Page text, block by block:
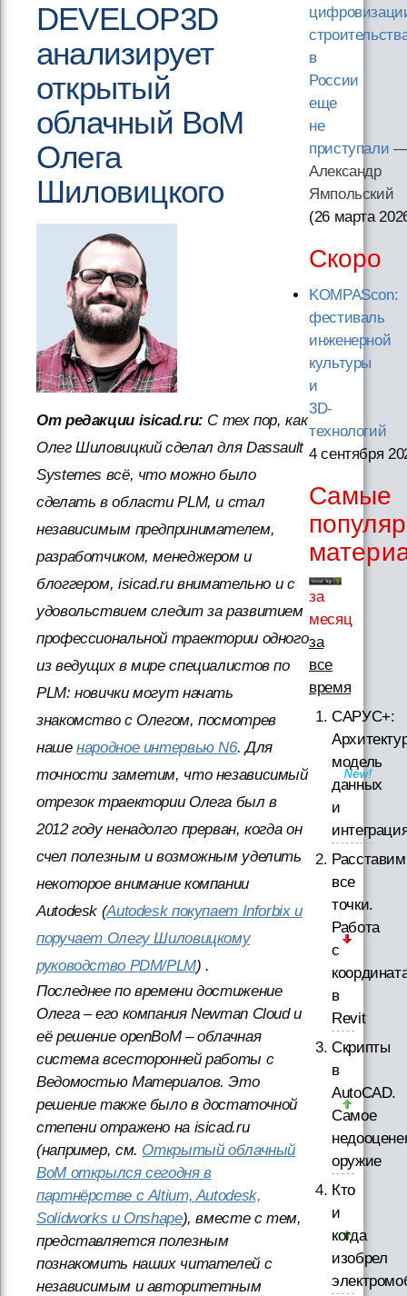
DEVELOP3D
анализирует
открытый
облачный BoM
Олега
Шиловицкого
От редакции isicad.ru: С тех пор, как
Олег Шиловицкий сделал для Dassault
Systemes всё, что можно было
сделать в области PLM, и стал
независимым предпринимателем,
разработчиком, менеджером и
блоггером, isicad.ru внимательно и с
удовольствием следит за развитием
профессиональной траектории одного
из ведущих в мире специалистов по
PLM: новички могут начать
знакомство с Олегом, посмотрев
нашенародное интервью N6. Для
точности заметим, что независимый
отрезок траектории Олега был в
2012 году ненадолго прерван, когда он
счел полезным и возможным уделить
некоторое внимание компании
Autodesk (Autodesk покупает Inforbix и
поручает Олегу Шиловицкому
руководство PDM/PLM) .
Последнее по времени достижение
Олега – его компания Newman Cloud и
её решение openBoM – облачная
система всесторонней работы с
Ведомостью Материалов. Это
решение также было в достаточной
степени отражено на isicad.ru
(например, см. Открытый облачный
BoM открылся сегодня в
партнёрстве с Altium, Autodesk,
Solidworks и Onshape), вместе с тем,
представляется полезным
познакомить наших читателей с
независимым и авторитетным
в
России
еще
не
приступали
Александр
Ямпольский
(26 марта
Скоро
KOMPAScon:
фестиваль
инженерной
культуры
и
3D-
технологий
4 сентября
Самые
за
месяц
за
все
время
САРУС+:
модель
данных
и
Расставим
все
точки.
Работа
с
в
Revit
Скрипты
в
AutoCAD.
Самое
оружие
Кто
и
когда
изобрел